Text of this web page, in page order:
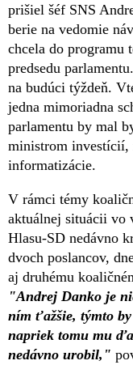
prišiel šéf SNS
berie na vedomie
chcela do programu
predsedu
na budúci týždeň.
jedna mimoriadna
parlamentu by mal
ministrom investícií,
informatizácie.
V rámci témy
aktuálnej situácii vo
Hlasu-SD nedávno
dvoch poslancov,
aj druhému
"Andrej Danko je
ním ťažšie, týmto
napriek tomu mu
nedávno urobil,"